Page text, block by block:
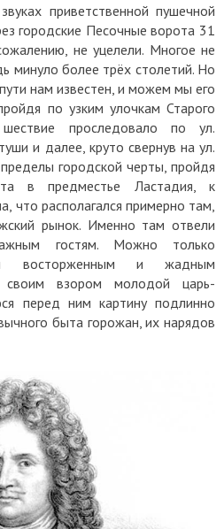
приветственной пушечной
городские Песочные ворота 31
не уцелели. Многое не
минуло более трёх столетий. Но
нам известен, и можем мы его
по узким улочкам Старого
проследовало по ул.
и далее, круто свернув на ул.
городской черты, пройдя
в предместье Ластадия, к
что располагался примерно там,
рынок. Именно там отвели
гостям. Можно только
восторженным и жадным
своим взором молодой царь-
перед ним картину подлинно
быта горожан, их нарядов